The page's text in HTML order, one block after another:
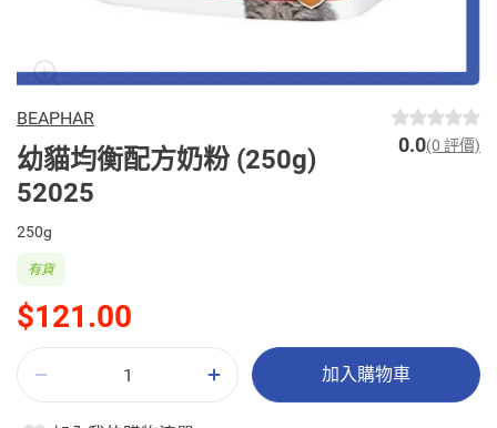
BEAPHAR
幼貓均衡配方奶粉 (250g)
52025
0.0(0 評價)
250g
$121.00
有貨
加入購物車